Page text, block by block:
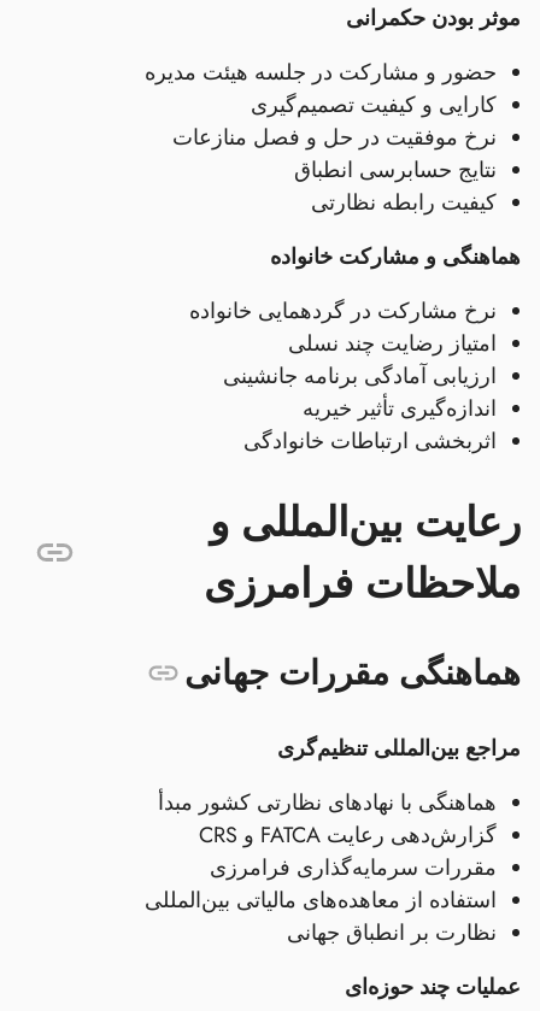
موثر بودن حکمرانی
حضور و مشارکت در جلسه هیئت مدیره
کارایی و کیفیت تصمیم‌گیری
نرخ موفقیت در حل و فصل منازعات
نتایج حسابرسی انطباق
کیفیت رابطه نظارتی
هماهنگی و مشارکت خانواده
نرخ مشارکت در گردهمایی خانواده
امتیاز رضایت چند نسلی
ارزیابی آمادگی برنامه جانشینی
اندازه‌گیری تأثیر خیریه
اثربخشی ارتباطات خانوادگی
رعایت بین‌المللی و
ملاحظات فرامرزی
هماهنگی مقررات جهانی
مراجع بین‌المللی تنظیم‌گری
هماهنگی با نهادهای نظارتی کشور مبدأ
گزارش‌دهی رعایت FATCA و CRS
مقررات سرمایه‌گذاری فرامرزی
استفاده از معاهده‌های مالیاتی بین‌المللی
نظارت بر انطباق جهانی
عملیات چند حوزه‌ای